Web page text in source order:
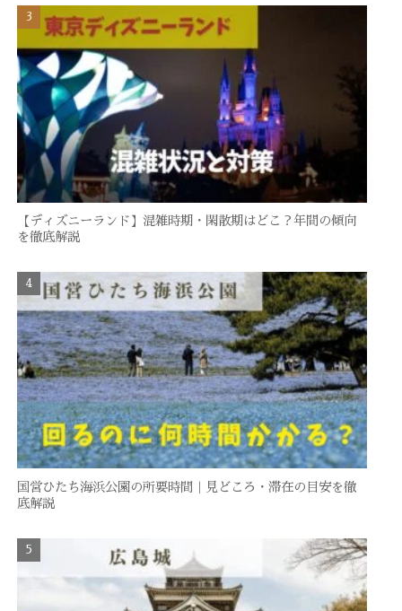
【ディズニーランド】混雑時期・閑散期はどこ？年間の傾向
を徹底解説
国営ひたち海浜公園の所要時間｜見どころ・滞在の目安を徹
底解説